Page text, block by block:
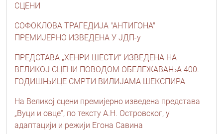
СЦЕНИ
СОФОКЛОВА ТРАГЕДИЈА "АНТИГОНА"
ПРЕМИЈЕРНО ИЗВЕДЕНА У ЈДП-у
ПРЕДСТАВА „ХЕНРИ ШЕСТИ“ ИЗВЕДЕНА НА
ВЕЛИКОЈ СЦЕНИ ПОВОДОМ ОБЕЛЕЖАВАЊА 400.
ГОДИШЊИЦЕ СМРТИ ВИЛИЈАМА ШЕКСПИРА
На Великој сцени премијерно изведена представа
„Вуци и овце“, по тексту А.Н. Островског, у
адаптацији и режији Егона Савина